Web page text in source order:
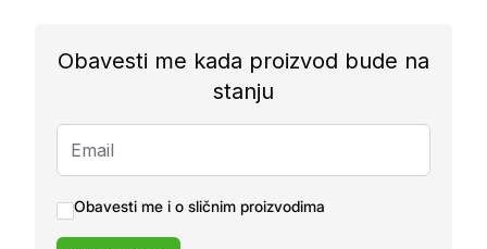
Obavesti me kada proizvod bude na
stanju
Obavesti me i o sličnim proizvodima